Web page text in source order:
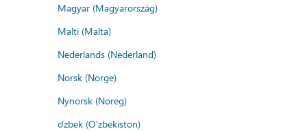
Magyar (Magyarország)
Malti (Malta)
Nederlands (Nederland)
Norsk (Norge)
Nynorsk (Noreg)
o'zbek (O'zbekiston)